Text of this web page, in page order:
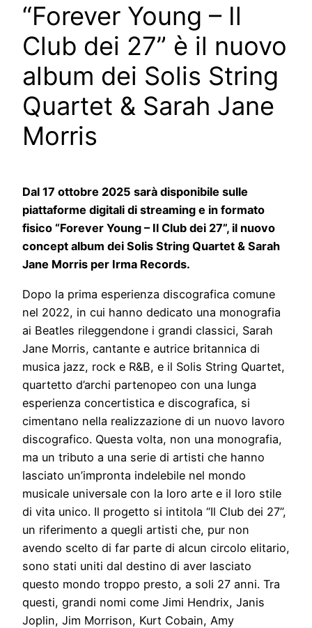
“Forever Young – Il
Club dei 27” è il nuovo
album dei Solis String
Quartet & Sarah Jane
Morris
Dal 17 ottobre 2025 sarà disponibile sulle
piattaforme digitali di streaming e in formato
fisico “Forever Young – Il Club dei 27”, il nuovo
concept album dei Solis String Quartet & Sarah
Jane Morris per Irma Records.
Dopo la prima esperienza discografica comune
nel 2022, in cui hanno dedicato una monografia
ai Beatles rileggendone i grandi classici, Sarah
Jane Morris, cantante e autrice britannica di
musica jazz, rock e R&B, e il Solis String Quartet,
quartetto d’archi partenopeo con una lunga
esperienza concertistica e discografica, si
cimentano nella realizzazione di un nuovo lavoro
discografico. Questa volta, non una monografia,
ma un tributo a una serie di artisti che hanno
lasciato un’impronta indelebile nel mondo
musicale universale con la loro arte e il loro stile
di vita unico. Il progetto si intitola “Il Club dei 27”,
un riferimento a quegli artisti che, pur non
avendo scelto di far parte di alcun circolo elitario,
sono stati uniti dal destino di aver lasciato
questo mondo troppo presto, a soli 27 anni. Tra
questi, grandi nomi come Jimi Hendrix, Janis
Joplin, Jim Morrison, Kurt Cobain, Amy